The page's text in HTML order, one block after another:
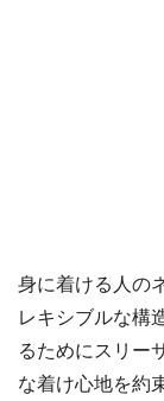
身に着ける人の
レキシブルな構
るためにスリー
な着け心地を約